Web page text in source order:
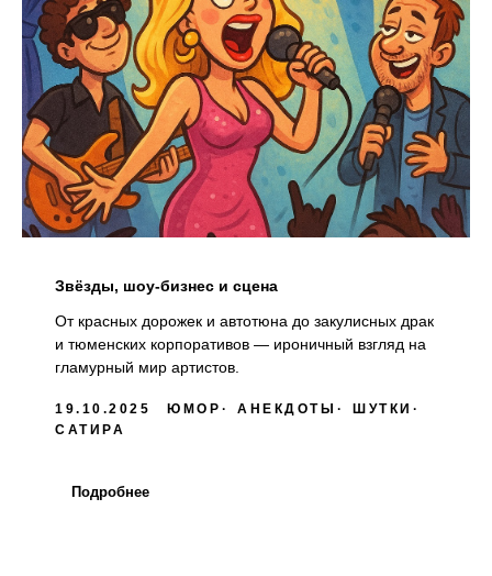
Звёзды, шоу-бизнес и сцена
От красных дорожек и автотюна до закулисных драк
и тюменских корпоративов — ироничный взгляд на
гламурный мир артистов.
19.10.2025 ЮМОР АНЕКДОТЫ
ШУТКИ
САТИРА
Подробнее